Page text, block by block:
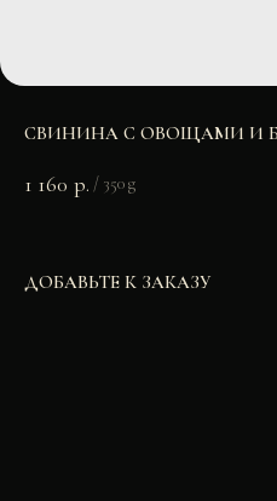
СВИНИНА С ОВОЩАМИ И
1 160 р. / 350 g
ДОБАВЬТЕ К ЗАКАЗУ